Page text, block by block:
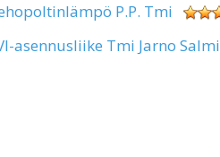
P.P. Tmi
asennusliike Tmi Jarno Salmi